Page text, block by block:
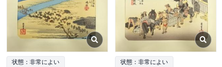
状態：非常によい
状態：非常によい